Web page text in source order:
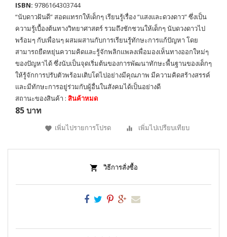
ISBN: 9786164303744
“นับดาวฝันดี” สอดแทรกให้เด็กๆ เรียนรู้เรื่อง “แสงและดวงดาว” ซึ่งเป็น
ความรู้เบื้องต้นทางวิทยาศาสตร์ รวมถึงชักชวนให้เด็กๆ นับดวงดาวไป
พร้อมๆ กับเพื่อนๆ ผสมผสานกับการเรียนรู้ทักษะการแก้ปัญหา โดย
สามารถยืดหยุ่นความคิดและรู้จักพลิกแพลงเพื่อมองเห็นทางออกใหม่ๆ
ของปัญหาได้ ซึ่งนับเป็นจุดเริ่มต้นของการพัฒนาทักษะพื้นฐานของเด็กๆ
ให้รู้จักการปรับตัวพร้อมเติบโตไปอย่างมีคุณภาพ มีความคิดสร้างสรรค์
และมีทักษะการอยู่ร่วมกับผู้อื่นในสังคมได้เป็นอย่างดี
สถานะของสินค้า : สินค้าหมด
85 บาท
เพิ่มไปรายการโปรด เพิ่มไปเปรียบเทียบ
วิธีการสั่งซื้อ